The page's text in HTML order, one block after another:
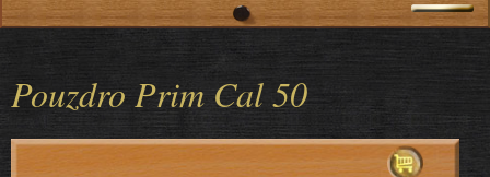
Pouzdro Prim Cal 50